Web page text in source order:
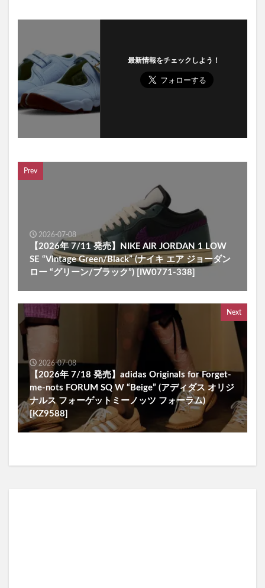
最新情報をチェックしよう！
Prev
2026-07-08
【2026年 7/11 発売】NIKE AIR JORDAN 1 LOW
SE “Vintage Green/Black” (ナイキ エア ジョーダン
ロー “グリーン/ブラック”) [IW0771-338]
Next
2026-07-08
【2026年 7/18 発売】adidas Originals for Forget-
me-nots FORUM SQ W “Beige” (アディダス オリジ
ナルス フォーゲットミーノッツ フォーラム)
[KZ9588]